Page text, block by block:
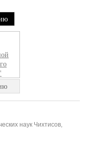
наук Чихтисов,